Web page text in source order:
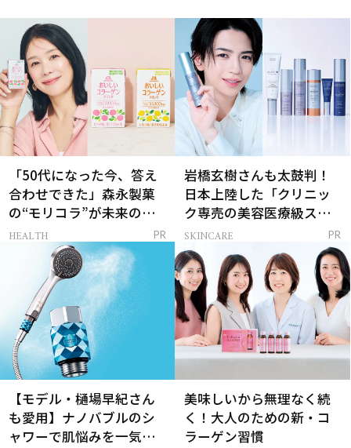
「50代になった今、答え
合わせできた」森永製菓
の“モリコラ”が未来のキ
レイを連れてくる！
HEALTH PR
岩橋玄樹さんも太鼓判！
日本上陸した「クリニッ
ク専売の美容医療級スキ
ンケア」
SKINCARE PR
【モデル・樋場早紀さん
も愛用】ナノバブルのシ
ャワーで肌悩みを一気に
美味しいから無理なく続
く！大人のための新・コ
ラーゲン習慣